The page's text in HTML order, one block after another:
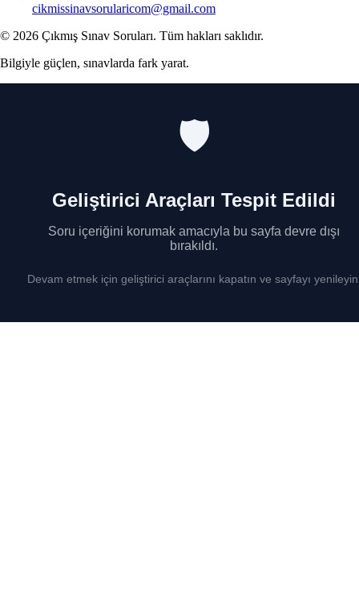
cikmissinavsorularicom@gmail.com
© 2026 Çıkmış Sınav Soruları. Tüm hakları saklıdır.
Bilgiyle güçlen, sınavlarda fark yarat.
🛡️
Geliştirici Araçları Tespit Edildi
Soru içeriğini korumak amacıyla bu sayfa devre dışı
bırakıldı.
Devam etmek için geliştirici araçlarını kapatın ve sayfayı